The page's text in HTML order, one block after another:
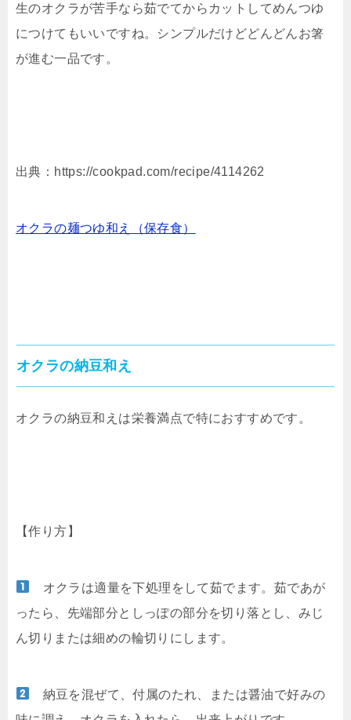
生のオクラが苦手なら茹でてからカットしてめんつゆ
につけてもいいですね。シンプルだけどどんどんお箸
が進む一品です。
出典：https://cookpad.com/recipe/4114262
オクラの麺つゆ和え（保存食）
オクラの納豆和え
オクラの納豆和えは栄養満点で特におすすめです。
【作り方】
オクラは適量を下処理をして茹でます。茹であが
ったら、先端部分としっぽの部分を切り落とし、みじ
ん切りまたは細めの輪切りにします。
納豆を混ぜて、付属のたれ、または醤油で好みの